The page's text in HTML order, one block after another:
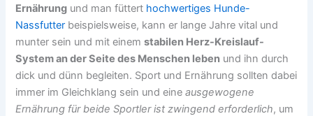
Ernährung und man füttert hochwertiges Hunde-
Nassfutter beispielsweise, kann er lange Jahre vital und
munter sein und mit einemstabilen Herz-Kreislauf-
System an der Seite des Menschen leben und ihn durch
dick und dünn begleiten. Sport und Ernährung sollten dabei
immer im Gleichklang sein und eineausgewogene
Ernährung für beide Sportler ist zwingend erforderlich, um